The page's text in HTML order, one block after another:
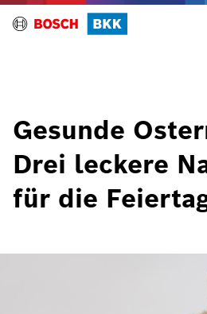
Gesunde
Drei leckere
für die